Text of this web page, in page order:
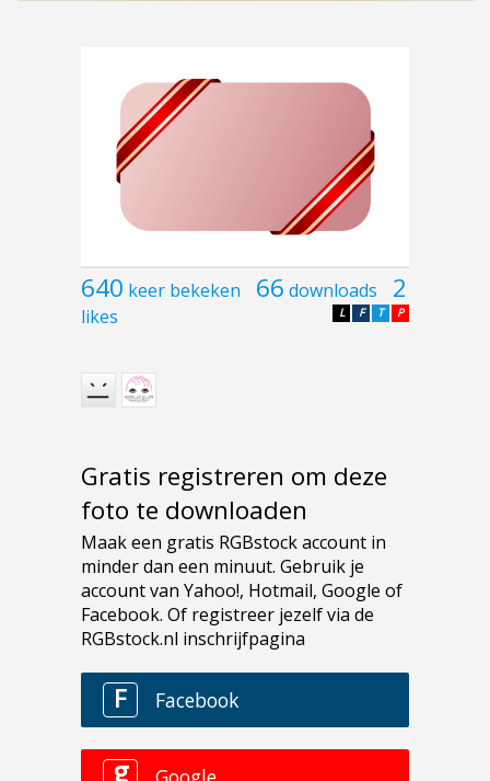
640 keer bekeken 66 downloads 2
likes P
T
F
L
Gratis registreren om deze
foto te downloaden